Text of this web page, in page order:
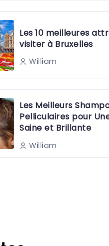
Les 10 meilleures
visiter à Bruxelles
William
Les Meilleurs
Pelliculaires pour
Saine et Brillante
William